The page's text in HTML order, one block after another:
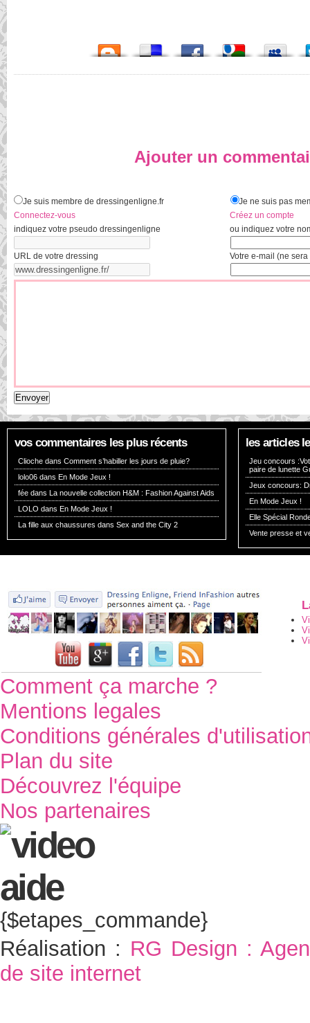
Ajouter un
Je suis membre de dressingenligne.fr
Connectez-vous
indiquez votre pseudo dressingenligne
URL de votre dressing
Je ne suis pas
Créez un compte
ou indiquez votre
Votre e-mail (ne
vos commentaires les plus récents
Clioche dans Comment s’habiller les jours de pluie?
lolo06 dans En Mode Jeux !
fée dans La nouvelle collection H&M : Fashion Against Aids
LOLO dans En Mode Jeux !
La fille aux chaussures dans Sex and the City 2
les articles
Jeu concours
paire de lunette
Jeux concours:
En Mode Jeux !
Elle Spécial
Vente presse et
Comment ça marche ?
Mentions legales
Conditions générales
Plan du site
Découvrez l'équipe
Nos partenaires
{$etapes_commande}
Réalisation : RG Design :
de site internet